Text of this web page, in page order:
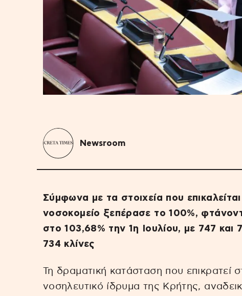
Newsroom
Σύμφωνα με τα στοιχεία που
νοσοκομείο ξεπέρασε το 100%,
στο 103,68% την 1η Ιουλίου, με 747 και
734 κλίνες
Τη δραματική κατάσταση που επικρατεί
νοσηλευτικό ίδρυμα της Κρήτης,